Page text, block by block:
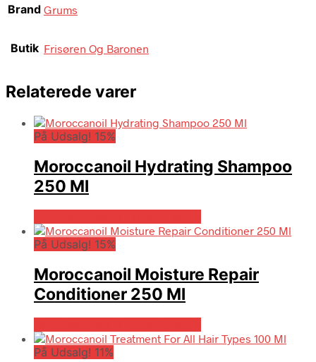
Brand Grums
Butik Frisøren Og Baronen
Relaterede varer
På Udsalg! 15%
Moroccanoil Hydrating Shampoo
250 Ml
På Udsalg! 15%
Moroccanoil Moisture Repair
Conditioner 250 Ml
På Udsalg! 11%